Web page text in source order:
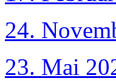
24.
23. Mai